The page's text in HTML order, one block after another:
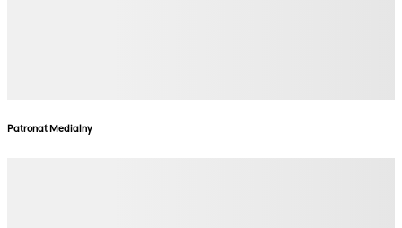
Patronat Medialny